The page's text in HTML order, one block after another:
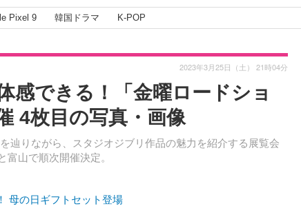
Pixel 9 韓国ドラマ K-POP
感できる！「金曜ロードショ
4枚目の写真・画像
辿りながら、スタジオジブリ作品の魅力を紹介する展覧会
富山で順次開催決定。
2023年3月25日（土） 21時04分
母の日ギフトセット登場